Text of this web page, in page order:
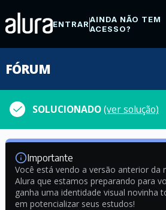
ENTRARAINDA NÃO TEM
ACESSO?
FÓRUM
SOLUCIONADO(ver solução)
Importante
Você está vendo a versão anterior da
Alura que estamos preparando para
ganha uma identidade visual novinha
em potencializar seus estudos!